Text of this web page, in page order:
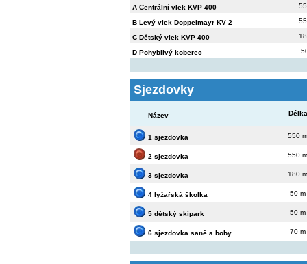
A Centrální vlek KVP 400
B Levý vlek Doppelmayr KV 2
C Dětský vlek KVP 400
D Pohyblivý koberec
Sjezdovky
Název Délka
1 sjezdovka 550
2 sjezdovka 550
3 sjezdovka 180
4 lyžařská školka 50 m
5 dětský skipark 50 m
6 sjezdovka saně a boby 70 m